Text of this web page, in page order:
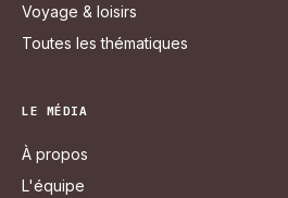
Voyage & loisirs
Toutes les thématiques
LE MÉDIA
À propos
L'équipe